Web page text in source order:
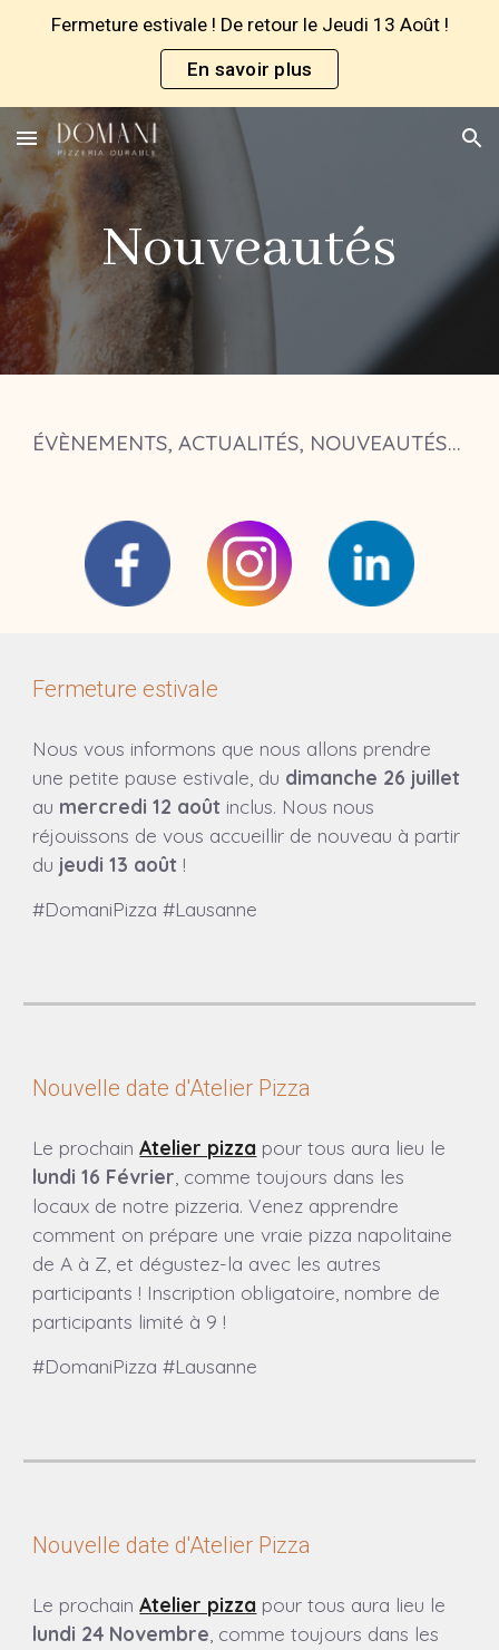
Fermeture estivale ! De retour le Jeudi 13 Août !
En savoir plus
Nouveautés
ÉVÈNEMENTS, ACTUALITÉS, NOUVEAUTÉS...
Fermeture estivale
Nous vous informons que nous allons prendre
une petite pause estivale , du dimanche 26 juillet
au mercredi 12 août inclus. Nous nous
réjouissons de vous accueillir de nouveau à partir
du jeudi 13 août !
#DomaniPizza #Lausanne
Nouvelle date d'Atelier Pizza
Le prochainAtelier pizza pour tous aura lieu le
lundi16 Février , comme toujours dans les
locaux de notre pizzeria. Venez apprendre
comment on prépare une vraie pizza napolitaine
de A à Z, et dégustez-la avec les autres
participants ! Inscription obligatoire, nombre de
participants limité à 9 !
#DomaniPizza #Lausanne
Nouvelle date d'Atelier Pizza
Le prochainAtelier pizza pour tous aura lieu le
lundi 24 Novembre , comme toujours dans les